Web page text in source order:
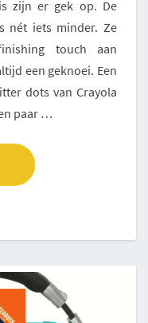
zijn er gek op. De
nét iets minder. Ze
touch aan
een geknoei. Een
dots van Crayola
paar …
More